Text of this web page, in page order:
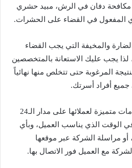
مكافحة دفان في الرش، مبيد حشري
المفعول في القضاء على الحشرات.
والمخيفة التي يجب القضاء
لذا يجب عليك الاستعانة بالمتخصصين
المرغوبة حتى تتخلص منها نهائياً
أفراد أسرتك.
شركة مكافحة دفان تقدم خدمات متميزة لعملائها على مدار الـ24
الوقت الذي يناسب العميل، وبأي
أو مراسلة الشركة عبر موقعها
مع العميل فور الاتصال بها.